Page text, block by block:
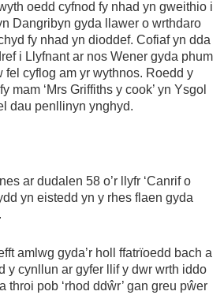
oedd cyfnod fy nhad yn gweithio i
Dangribyn gyda llawer o wrthdaro
fy nhad yn dioddef. Cofiaf yn dda
i Llyfnant ar nos Wener gyda phum
fel cyflog am yr wythnos. Roedd y
mam ‘Mrs Griffiths y cook’ yn Ysgol
dau penllinyn ynghyd.
ar dudalen 58 o’r llyfr ‘Canrif o
yn eistedd yn y rhes flaen gyda
amlwg gyda’r holl ffatrïoedd bach a
y cynllun ar gyfer llif y dwr wrth iddo
throi pob ‘rhod ddŵr’ gan greu pŵer